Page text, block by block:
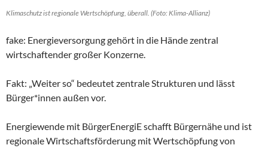
Klimaschutz ist regionale Wertschöpfung, überall. (Foto: Klima-Allianz)
fake: Energieversorgung gehört in die Hände zentral
wirtschaftender großer Konzerne.
Fakt: „Weiter so“ bedeutet zentrale Strukturen und lässt
Bürger*innen außen vor.
Energiewende mit BürgerEnergiE schafft Bürgernähe und ist
regionale Wirtschaftsförderung mit Wertschöpfung von